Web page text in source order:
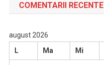
COMENTARII RECENTE
august 2026
L
Ma Mi